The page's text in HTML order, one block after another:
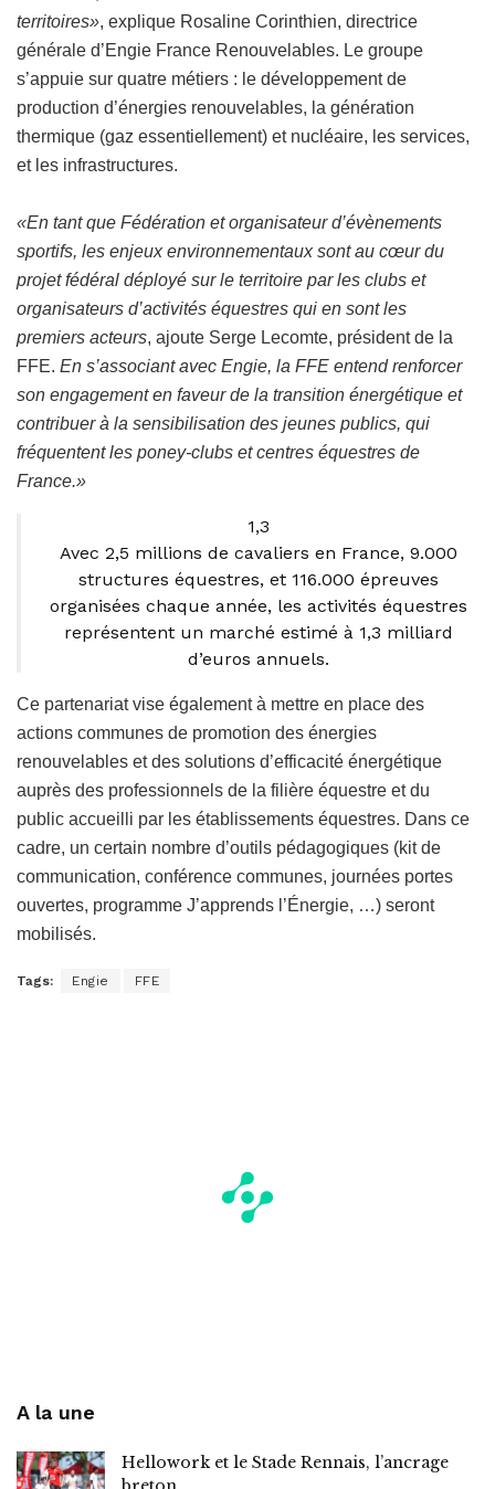
territoires», explique Rosaline Corinthien, directrice
générale d’Engie France Renouvelables. Le groupe
s’appuie sur quatre métiers : le développement de
production d’énergies renouvelables, la génération
thermique (gaz essentiellement) et nucléaire, les services,
et les infrastructures.
«En tant que Fédération et organisateur d’évènements
sportifs, les enjeux environnementaux sont au cœur du
projet fédéral déployé sur le territoire par les clubs et
organisateurs d’activités équestres qui en sont les
premiers acteurs, ajoute Serge Lecomte, président de la
FFE. En s’associant avec Engie, la FFE entend renforcer
son engagement en faveur de la transition énergétique et
contribuer à la sensibilisation des jeunes publics, qui
fréquentent les poney-clubs et centres équestres de
France.»
1,3
Avec 2,5 millions de cavaliers en France, 9.000
structures équestres, et 116.000 épreuves
organisées chaque année, les activités équestres
représentent un marché estimé à 1,3 milliard
d’euros annuels.
Ce partenariat vise également à mettre en place des
actions communes de promotion des énergies
renouvelables et des solutions d’efficacité énergétique
auprès des professionnels de la filière équestre et du
public accueilli par les établissements équestres. Dans ce
cadre, un certain nombre d’outils pédagogiques (kit de
communication, conférence communes, journées portes
ouvertes, programme J’apprends l’Énergie, …) seront
mobilisés.
Tags: Engie FFE
A la une
Hellowork et le Stade Rennais, l’ancrage